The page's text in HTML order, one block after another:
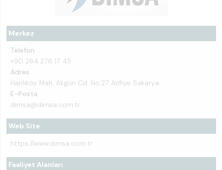
Merkez
Telefon
+90 264 276 17 45
Adres
Hanlıköy Mah. Akgün Cd. No:27 Arifiye Sakarya
E-Posta
dimsa@dimsa.com.tr
Web Site
https://www.dimsa.com.tr
Faaliyet Alanları